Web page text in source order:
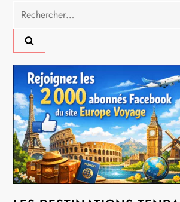
o
n
d
e
l
’
a
Rechercher :